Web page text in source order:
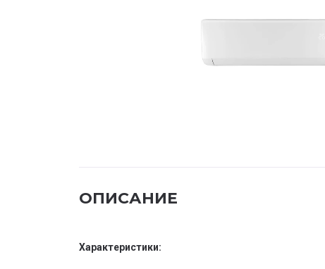
ОПИСАНИЕ
Характеристики: